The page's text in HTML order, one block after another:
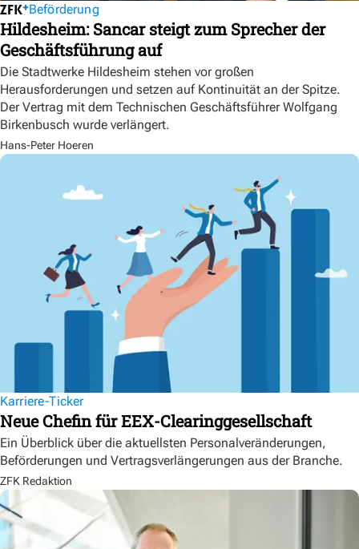
Beförderung
Hildesheim: Sancar steigt zum Sprecher der
Geschäftsführung auf
Die Stadtwerke Hildesheim stehen vor großen
Herausforderungen und setzen auf Kontinuität an der Spitze.
Der Vertrag mit dem Technischen Geschäftsführer Wolfgang
Birkenbusch wurde verlängert.
Hans-Peter Hoeren
Karriere-Ticker
Neue Chefin für EEX-Clearinggesellschaft
Ein Überblick über die aktuellsten Personalveränderungen,
Beförderungen und Vertragsverlängerungen aus der Branche.
ZFK Redaktion